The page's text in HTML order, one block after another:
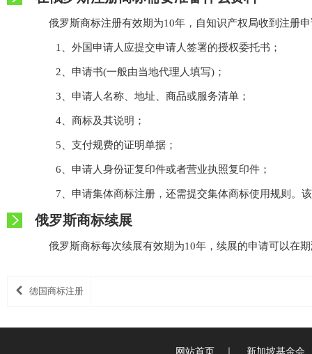
俄罗斯商标注册有效期为10年，自知识产权局收到注册
1、外国申请人应提交申请人签署的授权委托书；
2、申请书(一般由当地代理人填写)；
3、申请人名称、地址、商品或服务清单；
4、商标及其说明；
5、支付规费的证明单据；
6、申请人身份证复印件或者营业执照复印件；
7、申请集体商标注册，还需提交集体商标使用规则。
俄罗斯商标续展
俄罗斯商标每次续展有效期为10年，续展的申请可以在
德国商标注册
网站首页 新加坡基金会